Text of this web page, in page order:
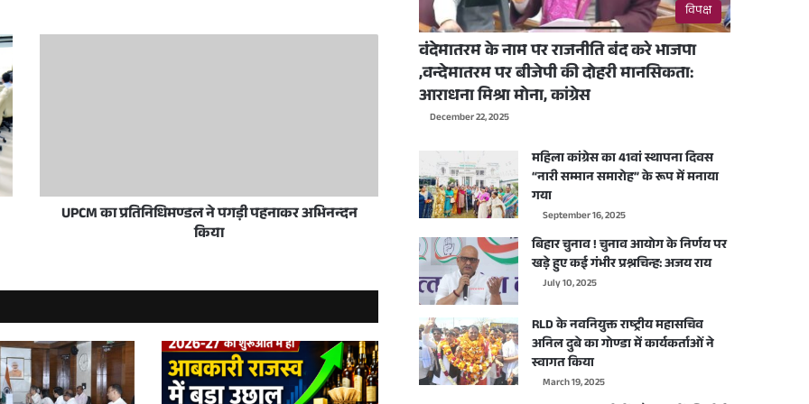
सुनिश्चित : एस.पी. गोयल
किया संयुक्त राष्ट्र का छठवां सतत विकास लक्ष्य
कौशल प्रशिक्षण के लिए मंजूर किए 50 करोड़ रुपये
UPCM का प्रतिनिधिमण्डल ने पगड़ी पहनाकर अभिनन्दन
किया
विपक्ष
वंदेमातरम के नाम पर राजनीति बंद करे भाजपा
,वन्देमातरम पर बीजेपी की दोहरी मानसिकता:
आराधना मिश्रा मोना, कांग्रेस
December 22, 2025
महिला कांग्रेस का 41वां स्थापना दिवस
“नारी सम्मान समारोह” के रूप में मनाया
गया
September 16, 2025
बिहार चुनाव ! चुनाव आयोग के निर्णय पर
खड़े हुए कई गंभीर प्रश्नचिन्ह: अजय राय
July 10, 2025
RLD के नवनियुक्त राष्ट्रीय महासचिव
अनिल दुबे का गोण्डा में कार्यकर्ताओं ने
स्वागत किया
March 19, 2025